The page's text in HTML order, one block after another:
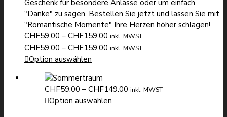
Geschenk für besondere Anlässe oder um einfach
"Danke" zu sagen. Bestellen Sie jetzt und lassen Sie mit
"Romantische Momente" Ihre Herzen höher schlagen!
CHF59.00 – CHF159.00 Preisspanne:
CHF59.00
inkl. MWST
CHF59.00 – CHF159.00 Preisspanne:
inkl. MWST
Option auswählen
CHF59.00 – CHF149.00 Preisspanne:
inkl. MWST
Option auswählen